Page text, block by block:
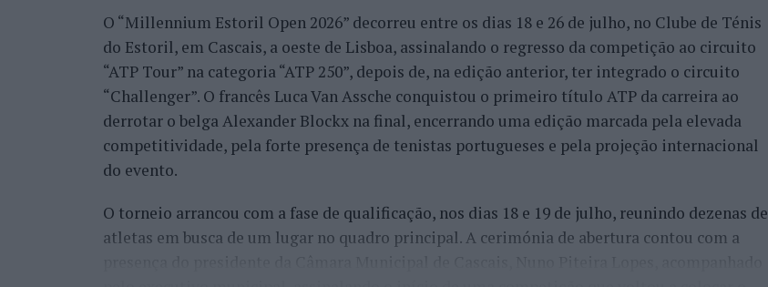
O “Millennium Estoril Open 2026” decorreu entre os dias 18 e 26 de julho, no Clube de Ténis
do Estoril, em Cascais, a oeste de Lisboa, assinalando o regresso da competição ao circuito
“ATP Tour” na categoria “ATP 250”, depois de, na edição anterior, ter integrado o circuito
“Challenger”. O francês Luca Van Assche conquistou o primeiro título ATP da carreira ao
derrotar o belga Alexander Blockx na final, encerrando uma edição marcada pela elevada
competitividade, pela forte presença de tenistas portugueses e pela projeção internacional
do evento.
O torneio arrancou com a fase de qualificação, nos dias 18 e 19 de julho, reunindo dezenas de
atletas em busca de um lugar no quadro principal. A cerimónia de abertura contou com a